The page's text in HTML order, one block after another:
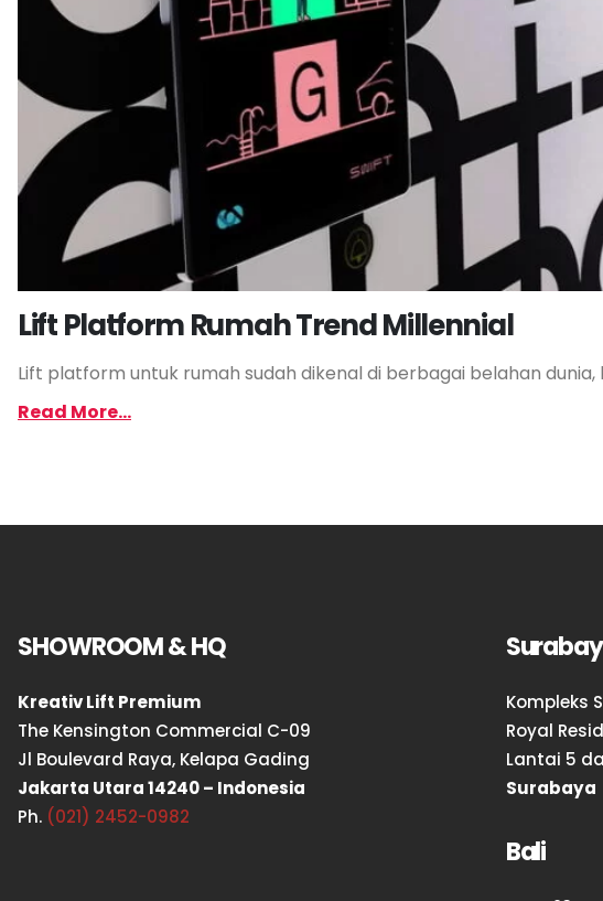
Lift Platform Rumah Trend Millennial
Lift platform untuk rumah sudah dikenal di berbagai belahan
Read More...
SHOWROOM & HQ
Kreativ Lift Premium
The Kensington Commercial C-09
Jl Boulevard Raya, Kelapa Gading
Jakarta Utara 14240 – Indonesia
Ph. (021) 2452-0982
Kompleks
Royal
Lantai 5
Surabaya
Bali